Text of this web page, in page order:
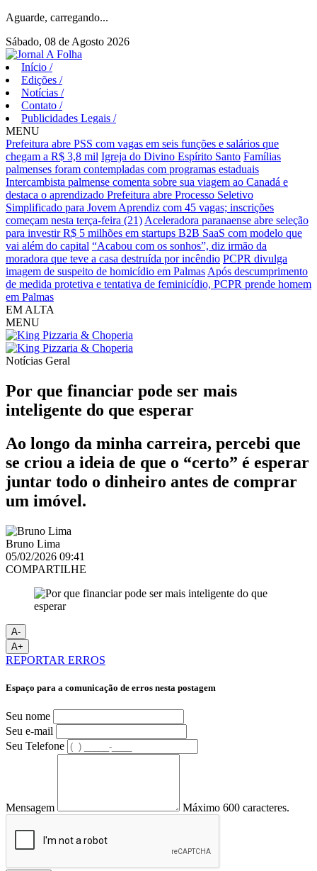
Aguarde, carregando...
Sábado, 08 de Agosto 2026
Início /
Edições /
Notícias /
Contato /
Publicidades Legais /
MENU
Prefeitura abre PSS com vagas em seis funções e salários que
chegam a R$ 3,8 mil Igreja do Divino Espírito Santo Famílias
palmenses foram contempladas com programas estaduais
Intercambista palmense comenta sobre sua viagem ao Canadá e
destaca o aprendizado Prefeitura abre Processo Seletivo
Simplificado para Jovem Aprendiz com 45 vagas; inscrições
começam nesta terça-feira (21) Aceleradora paranaense abre seleção
para investir R$ 5 milhões em startups B2B SaaS com modelo que
vai além do capital “Acabou com os sonhos”, diz irmão da
moradora que teve a casa destruída por incêndio PCPR divulga
imagem de suspeito de homicídio em Palmas Após descumprimento
de medida protetiva e tentativa de feminicídio, PCPR prende homem
em Palmas
EM ALTA
MENU
Notícias Geral
Por que financiar pode ser mais
inteligente do que esperar
Ao longo da minha carreira, percebi que
se criou a ideia de que o “certo” é esperar
juntar todo o dinheiro antes de comprar
um imóvel.
Bruno Lima
05/02/2026 09:41
COMPARTILHE
A-
A+
REPORTAR ERROS
Espaço para a comunicação de erros nesta postagem
Seu nome
Seu e-mail
Seu Telefone
Mensagem Máximo 600 caracteres.